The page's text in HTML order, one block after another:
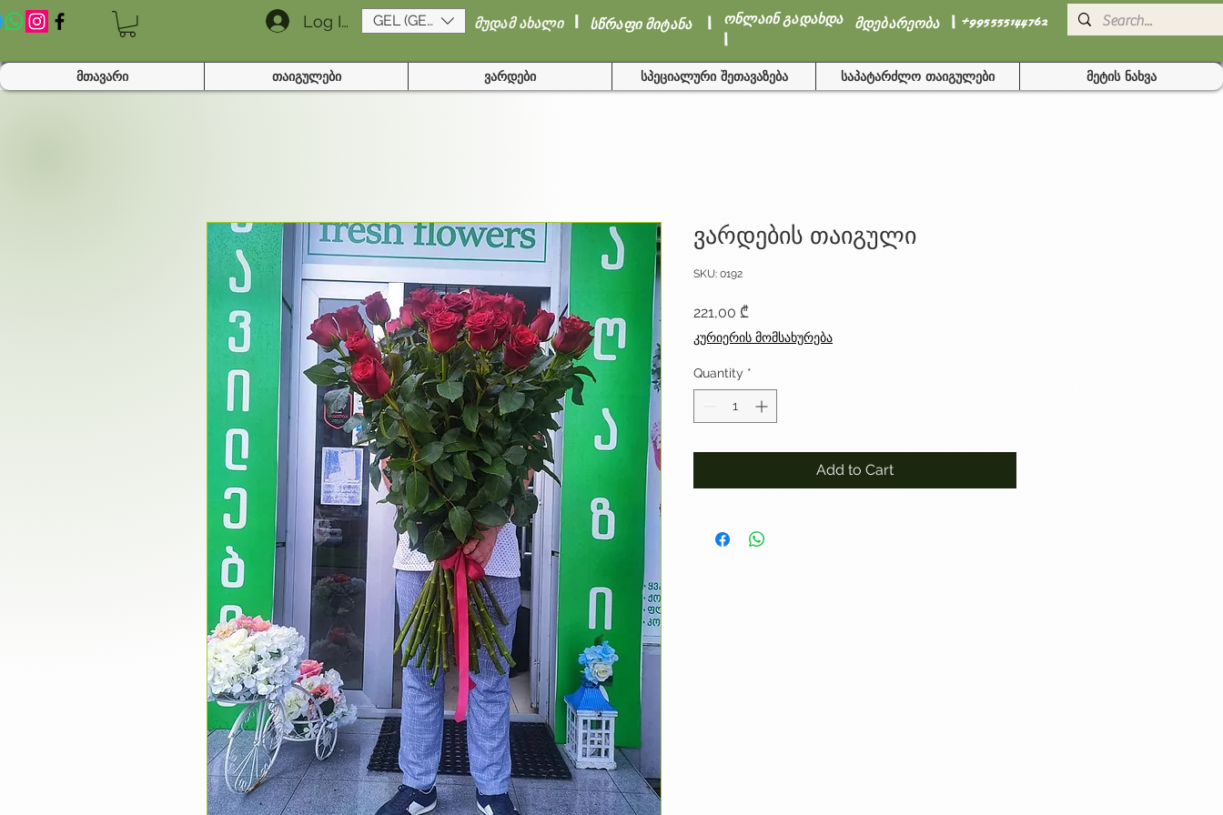
Log In GEL (GEL) მუდამ ახალი I სწრაფი მიტანა I ონლაინ გადახდა
I
მდებარეობა I +995555144762
მთავარი თაიგულები ვარდები სპეციალური შეთავაზება საპატარძლო თაიგულები მეტის ნახვა
ვარდების თაიგული
SKU: 0192
221,00 ₾
კურიერის მომსახურება
Quantity *
Add to Cart